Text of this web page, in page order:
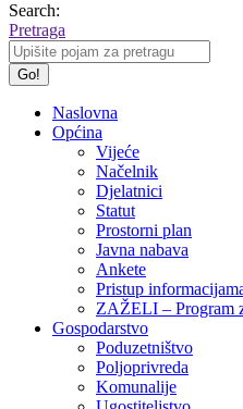
Search:
Pretraga
Naslovna
Općina
Vijeće
Načelnik
Djelatnici
Statut
Prostorni plan
Javna nabava
Ankete
Pristup
ZAŽELI – Program
Gospodarstvo
Poduzetništvo
Poljoprivreda
Komunalije